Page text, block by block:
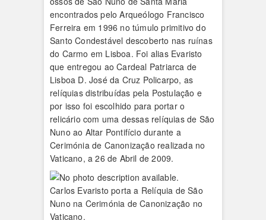
encontrados pelo Arqueólogo Francisco
Ferreira em 1996 no túmulo primitivo do
Santo Condestável descoberto nas ruínas
do Carmo em Lisboa. Foi alias Evaristo
que entregou ao Cardeal Patriarca de
Lisboa D. José da Cruz Policarpo, as
relíquias distribuídas pela Postulação e
por isso foi escolhido para portar o
relicário com uma dessas relíquias de São
Nuno ao Altar Pontifício durante a
Cerimónia de Canonização realizada no
Vaticano, a 26 de Abril de 2009.
Carlos Evaristo porta a Relíquia de São
Nuno na Cerimónia de Canonização no
Vaticano.